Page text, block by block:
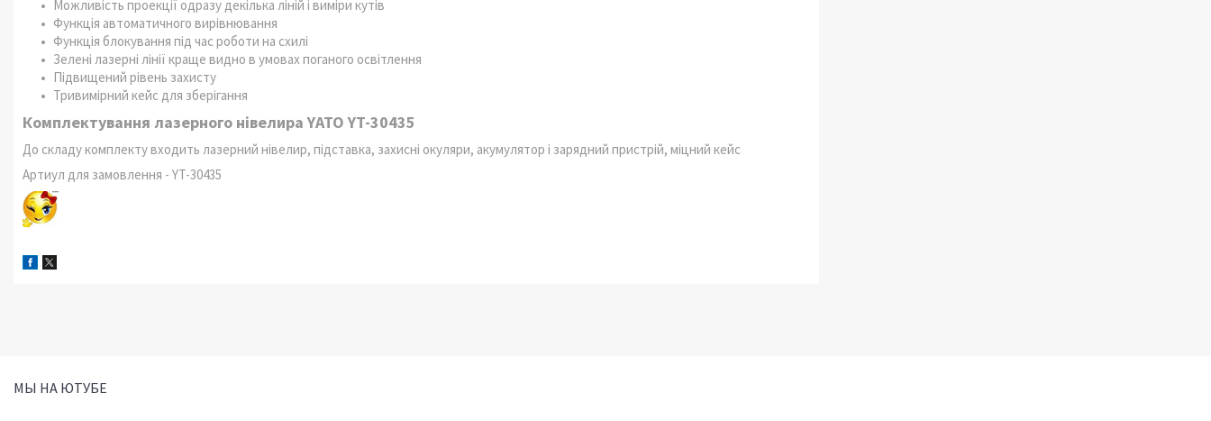
Можливість проекції одразу декілька ліній і виміри кутів
Функція автоматичного вирівнювання
Функція блокування під час роботи на схилі
Зелені лазерні лінії краще видно в умовах поганого освітлення
Підвищений рівень захисту
Тривимірний кейс для зберігання
Комплектування лазерного нівелира YATO YT-30435
До складу комплекту входить лазерний нівелир, підставка, захисні окуляри, акумулятор і зарядний пристрій, міцний кейс
Артиул для замовлення - YT-30435
МЫ НА ЮТУБЕ